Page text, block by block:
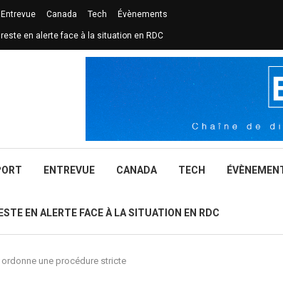
Entrevue Canada Tech Évènements
en alerte face à la situation en RDC
ENTREVUE CANADA TECH
EN ALERTE FACE À LA SITUATION EN RDC
ordonne une procédure stricte